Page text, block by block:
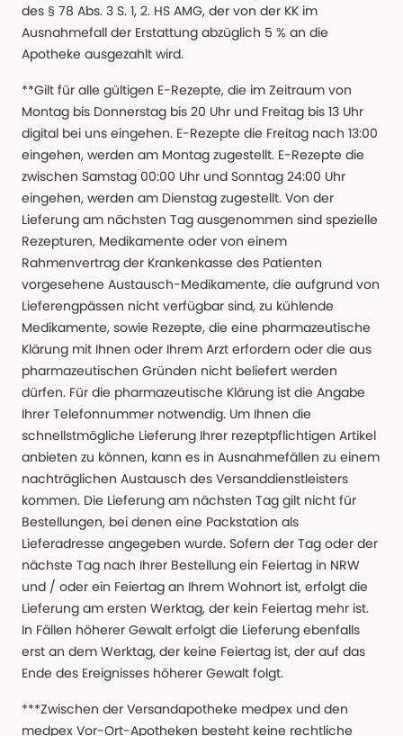
des § 78 Abs. 3 S. 1, 2. HS AMG, der von der KK im
Ausnahmefall der Erstattung abzüglich 5 % an die
Apotheke ausgezahlt wird.
**Gilt für alle gültigen E-Rezepte, die im Zeitraum von
Montag bis Donnerstag bis 20 Uhr und Freitag bis 13 Uhr
digital bei uns eingehen. E-Rezepte die Freitag nach 13:00
eingehen, werden am Montag zugestellt. E-Rezepte die
zwischen Samstag 00:00 Uhr und Sonntag 24:00 Uhr
eingehen, werden am Dienstag zugestellt. Von der
Lieferung am nächsten Tag ausgenommen sind spezielle
Rezepturen, Medikamente oder von einem
Rahmenvertrag der Krankenkasse des Patienten
vorgesehene Austausch-Medikamente, die aufgrund von
Lieferengpässen nicht verfügbar sind, zu kühlende
Medikamente, sowie Rezepte, die eine pharmazeutische
Klärung mit Ihnen oder Ihrem Arzt erfordern oder die aus
pharmazeutischen Gründen nicht beliefert werden
dürfen. Für die pharmazeutische Klärung ist die Angabe
Ihrer Telefonnummer notwendig. Um Ihnen die
schnellstmögliche Lieferung Ihrer rezeptpflichtigen Artikel
anbieten zu können, kann es in Ausnahmefällen zu einem
nachträglichen Austausch des Versanddienstleisters
kommen. Die Lieferung am nächsten Tag gilt nicht für
Bestellungen, bei denen eine Packstation als
Lieferadresse angegeben wurde. Sofern der Tag oder der
nächste Tag nach Ihrer Bestellung ein Feiertag in NRW
und / oder ein Feiertag an Ihrem Wohnort ist, erfolgt die
Lieferung am ersten Werktag, der kein Feiertag mehr ist.
In Fällen höherer Gewalt erfolgt die Lieferung ebenfalls
erst an dem Werktag, der keine Feiertag ist, der auf das
Ende des Ereignisses höherer Gewalt folgt.
***Zwischen der Versandapotheke medpex und den
medpex Vor-Ort-Apotheken besteht keine rechtliche